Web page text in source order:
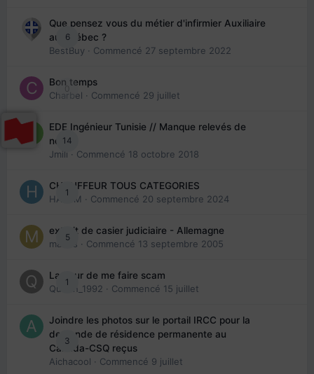
6
Que pensez vous du métier d'infirmier Auxiliaire
au Québec ?
BestBuy · Commencé 27 septembre 2022
0
Bon temps
Charbel · Commencé 29 juillet
14
EDE Ingénieur Tunisie // Manque relevés de
note
Jmili · Commencé 18 octobre 2018
1
CHAUFFEUR TOUS CATEGORIES
HAZEM · Commencé 20 septembre 2024
5
extrait de casier judiciaire - Allemagne
maries · Commencé 13 septembre 2005
1
La peur de me faire scam
Queen_1992 · Commencé 15 juillet
3
Joindre les photos sur le portail IRCC pour la
demande de résidence permanente au
Canada-CSQ reçus
Aichacool · Commencé 9 juillet